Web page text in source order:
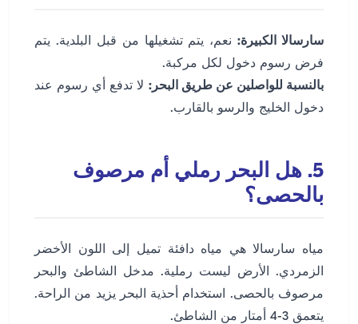
سارسالا الكبيرة:نعم، يتم تشغيلها من قبل البلدية. يتم
فرض رسوم دخول لكل مركبة.
بالنسبة للواصلين عن طريق البحر: لا تدفع أي رسوم عند
دخول الخليج والرسو بالقارب.
5. هل البحر رملي أم مرصوف
بالحصى؟
مياه سارسالا هي مياه دافئة تميل إلى اللون الأخضر
الزمردي. الأرض ليست رملية. مدخل الشاطئ والبحر
مرصوف بالحصى. استخدام أحذية البحر يزيد من الراحة.
يتعمق 3-4 أمتار من الشاطئ.